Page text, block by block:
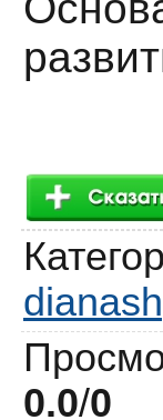
0.0/0